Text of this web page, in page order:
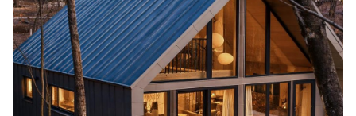
železná cesta otvorená!
Milovníci dobrodružstva, turistiky a
nezabudnuteľných výhľadov, pozor! Na Gemeri
pribudla nová atrakcia, ktorá vás zavedie do
výšok nad Hotelom Hrádok.